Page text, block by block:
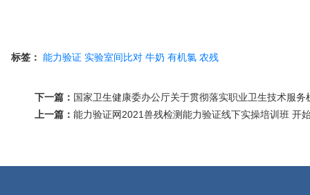
标签： 能力验证 实验室间比对 牛奶 有机氯 农残
下一篇： 国家卫生健康委办公厅关于贯彻落实职业卫生技术服务
上一篇： 能力验证网2021兽残检测能力验证线下实操培训班 开